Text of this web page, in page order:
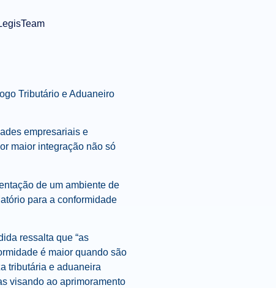
Tributário e Aduaneiro
empresariais e
maior integração não só
de um ambiente de
para a conformidade
ressalta que “as
é maior quando são
tributária e aduaneira
visando ao aprimoramento